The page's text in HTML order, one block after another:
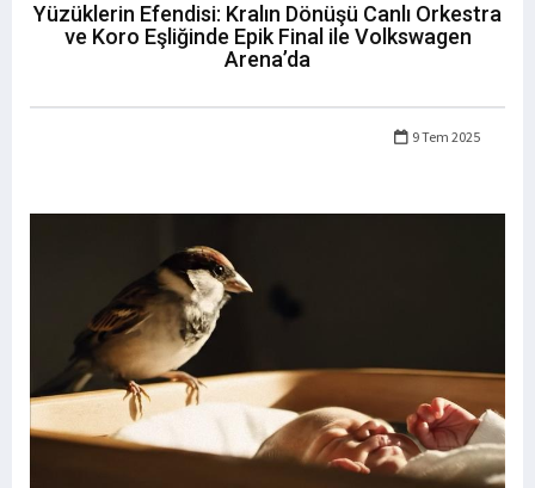
Yüzüklerin Efendisi: Kralın Dönüşü Canlı Orkestra
ve Koro Eşliğinde Epik Final ile Volkswagen
Arena’da
9 Tem 2025